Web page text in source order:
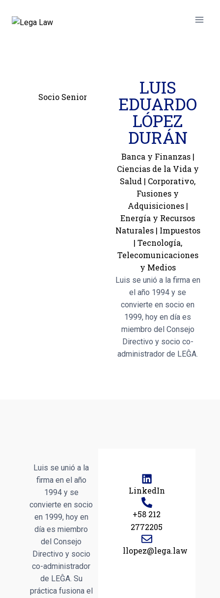
Socio Senior LUIS
EDUARDO
LÓPEZ
DURÁN
Banca y Finanzas|
Ciencias de la Vida y
Salud | Corporativo,
Fusiones y
Adquisiciones|
Energía y Recursos
Naturales| Impuestos
| Tecnología,
Telecomunicaciones
y Medios
Luis se unió a la firma en
el año 1994 y se
convierte en socio en
1999, hoy en día es
miembro del Consejo
Directivo y socio co-
administrador de LEĜA.
Luis se unió a la
firma en el año
1994 y se
convierte en socio
en 1999, hoy en
día es miembro
del Consejo
Directivo y socio
co-administrador
de LEĜA. Su
práctica fusiona el
LinkedIn
+58 212
2772205
llopez@lega.law